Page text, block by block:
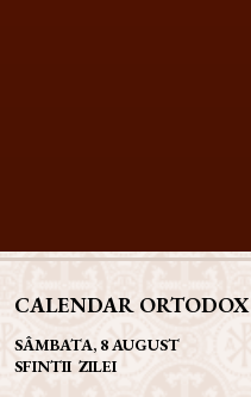
CALENDAR ORTODOX
SÂMBATA, 8 AUGUST
SFINTII ZILEI